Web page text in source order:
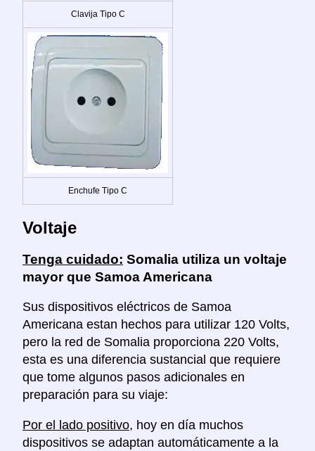
Clavija Tipo C
Enchufe Tipo C
Voltaje
Tenga cuidado: Somalia utiliza un voltaje
mayor que Samoa Americana
Sus dispositivos eléctricos de Samoa
Americana estan hechos para utilizar 120 Volts,
pero la red de Somalia proporciona 220 Volts,
esta es una diferencia sustancial que requiere
que tome algunos pasos adicionales en
preparación para su viaje:
Por el lado positivo, hoy en día muchos
dispositivos se adaptan automáticamente a la